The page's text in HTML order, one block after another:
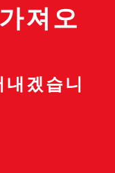
져오
겠습니